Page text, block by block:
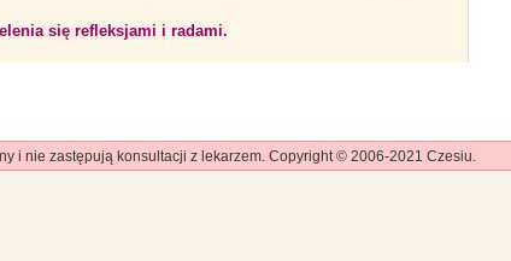
się refleksjami i radami.
i nie zastępują konsultacji z lekarzem. Copyright © 2006-2021 Czesiu